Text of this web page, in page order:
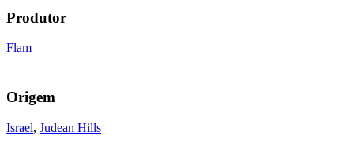
Produtor
Flam
Origem
Israel, Judean Hills